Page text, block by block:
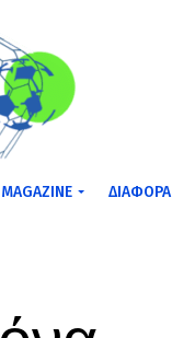
MAGAZINE ΔΙΆΦΟΡΑ